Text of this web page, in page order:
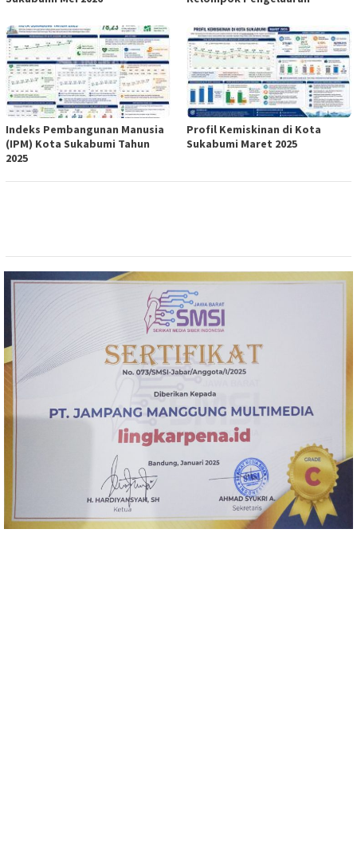
Indeks Pembangunan Manusia
(IPM) Kota Sukabumi Tahun
2025
Profil Kemiskinan di Kota
Sukabumi Maret 2025